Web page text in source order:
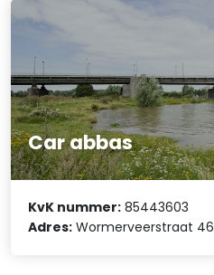
Car abbas
KvK nummer: 85443603
Adres: Wormerveerstraat 46